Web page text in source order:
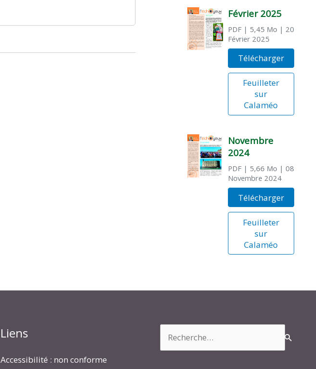
Février 2025
PDF| 5,45 Mo | 20
Février 2025
Télécharger
Feuilleter
sur
Calaméo
Novembre
2024
PDF| 5,66 Mo | 08
Novembre 2024
Télécharger
Feuilleter
sur
Calaméo
Liens
Accessibilité : non conforme